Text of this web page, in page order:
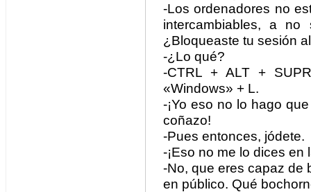
-Los ordenadores no
intercambiables, a
¿Bloqueaste tu sesión
-¿Lo qué?
-CTRL + ALT +
«Windows» + L.
-¡Yo eso no lo hago
coñazo!
-Pues entonces, jódete.
-¡Eso no me lo dices en
-No, que eres capaz de
en público. Qué